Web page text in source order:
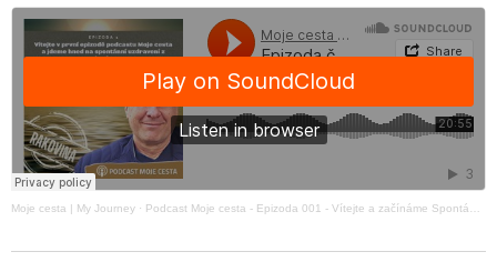
Moje cesta | My Journey · Podcast Moje cesta - Epizoda 001 - Vítejte a začínáme Spontánním uzdravením z rakoviny